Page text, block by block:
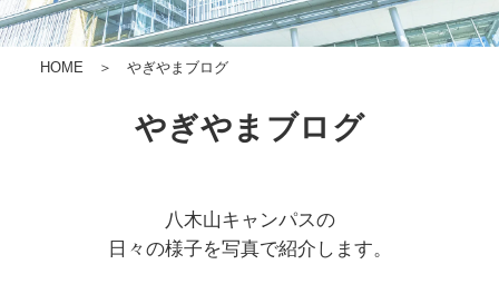
HOME ＞ やぎやまブログ
やぎやまブログ
八木山キャンパスの
日々の様子を写真で紹介します。